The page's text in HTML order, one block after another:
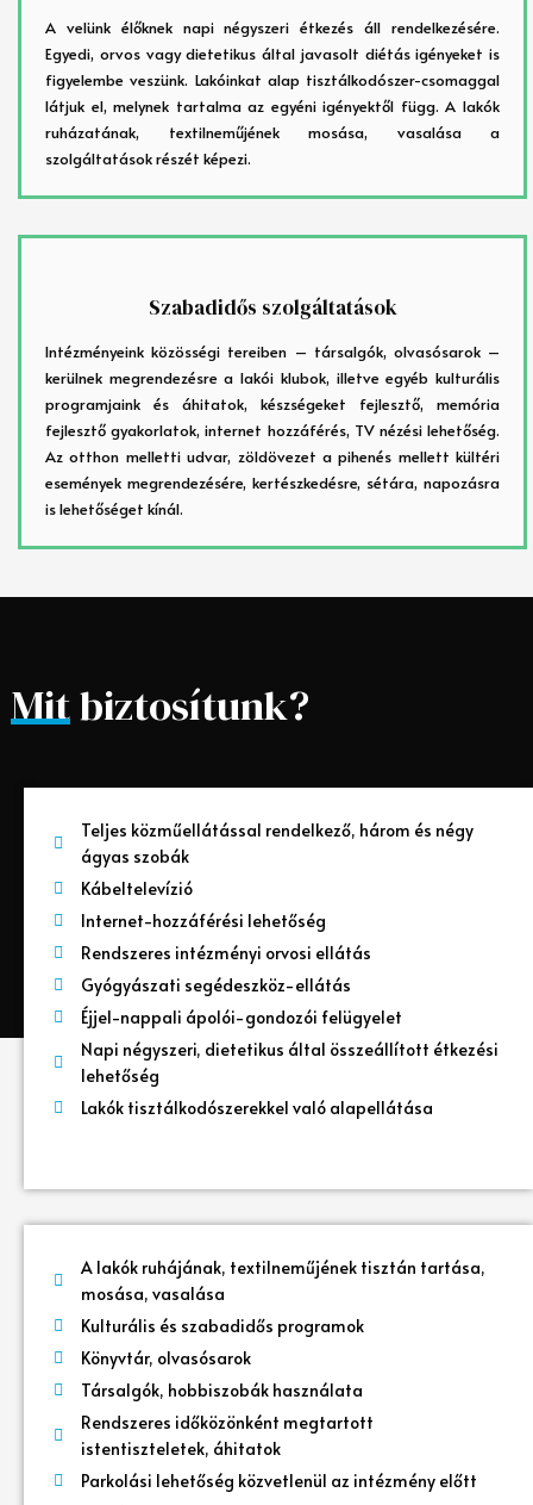
A velünk élőknek napi négyszeri étkezés áll rendelkezésére.
Egyedi, orvos vagy dietetikus által javasolt diétás igényeket is
figyelembe veszünk. Lakóinkat alap tisztálkodószer-csomaggal
látjuk el, melynek tartalma az egyéni igényektől függ. A lakók
ruházatának, textilneműjének mosása, vasalása a
szolgáltatások részét képezi.
Szabadidős szolgáltatások
Intézményeink közösségi tereiben – társalgók, olvasósarok –
kerülnek megrendezésre a lakói klubok, illetve egyéb kulturális
programjaink és áhitatok, készségeket fejlesztő, memória
fejlesztő gyakorlatok, internet hozzáférés, TV nézési lehetőség.
Az otthon melletti udvar, zöldövezet a pihenés mellett kültéri
események megrendezésére, kertészkedésre, sétára, napozásra
is lehetőséget kínál.
Mit biztosítunk?
Teljes közműellátással rendelkező, három és négy
ágyas szobák
Kábeltelevízió
Internet-hozzáférési lehetőség
Rendszeres intézményi orvosi ellátás
Gyógyászati segédeszköz-ellátás
Éjjel-nappali ápolói-gondozói felügyelet
Napi négyszeri, dietetikus által összeállított étkezési
lehetőség
Lakók tisztálkodószerekkel való alapellátása
A lakók ruhájának, textilneműjének tisztán tartása,
mosása, vasalása
Kulturális és szabadidős programok
Könyvtár, olvasósarok
Társalgók, hobbiszobák használata
Rendszeres időközönként megtartott
istentiszteletek, áhitatok
Parkolási lehetőség közvetlenül az intézmény előtt